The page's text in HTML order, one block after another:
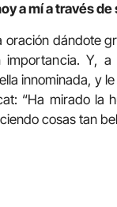
a mí a través
oración dándote
importancia. Y,
innominada, y
“Ha mirado la
cosas tan